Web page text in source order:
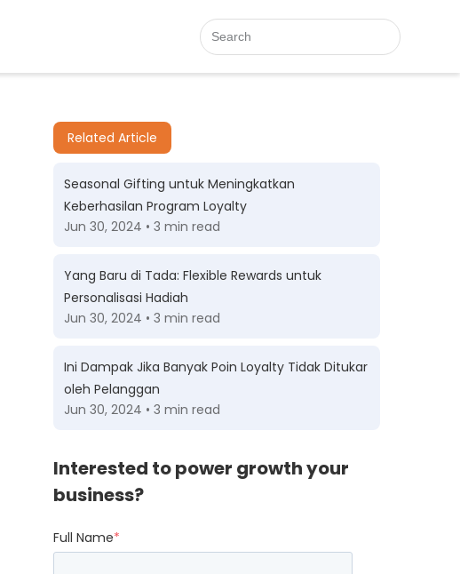
Related Article
Seasonal Gifting untuk Meningkatkan
Keberhasilan Program Loyalty
Jun 30, 2024 • 3 min read
Yang Baru di Tada: Flexible Rewards untuk
Personalisasi Hadiah
Jun 30, 2024 • 3 min read
Ini Dampak Jika Banyak Poin Loyalty Tidak Ditukar
oleh Pelanggan
Jun 30, 2024 • 3 min read
Interested to power growth your
business?
Full Name*